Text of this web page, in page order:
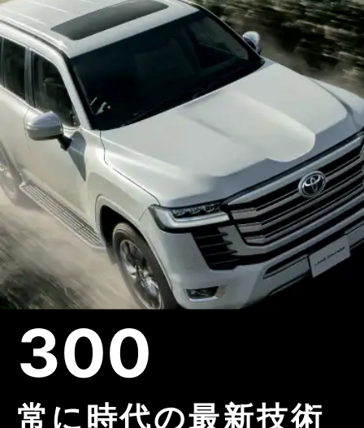
300
常に時代の最新技術